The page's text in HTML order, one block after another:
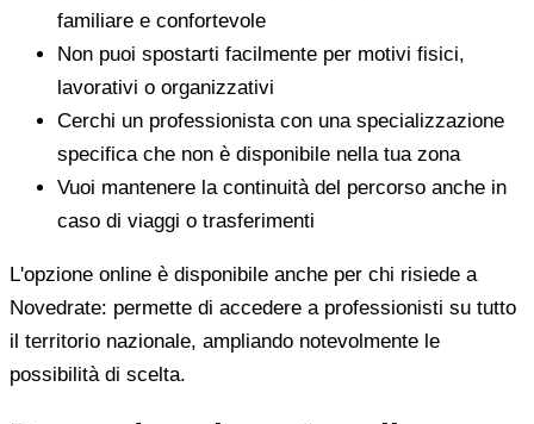
familiare e confortevole
Non puoi spostarti facilmente per motivi fisici,
lavorativi o organizzativi
Cerchi un professionista con una specializzazione
specifica che non è disponibile nella tua zona
Vuoi mantenere la continuità del percorso anche in
caso di viaggi o trasferimenti
L'opzione online è disponibile anche per chi risiede a
Novedrate: permette di accedere a professionisti su tutto
il territorio nazionale, ampliando notevolmente le
possibilità di scelta.